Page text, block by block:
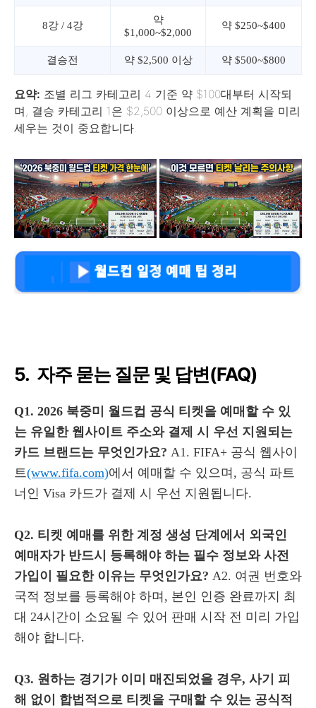
8강 / 4강
약
$1,000~$2,000
약 $250~$400
결승전 약 $2,500 이상 약 $500~$800
요약: 조별 리그 카테고리 4 기준 약 $100대부터 시작되
며, 결승 카테고리 1은 $2,500 이상으로 예산 계획을 미리
세우는 것이 중요합니다.
5. 자주 묻는 질문 및 답변(FAQ)
Q1. 2026 북중미 월드컵 공식 티켓을 예매할 수 있
는 유일한 웹사이트 주소와 결제 시 우선 지원되는
카드 브랜드는 무엇인가요? A1. FIFA+ 공식 웹사이
트(www.fifa.com)에서 예매할 수 있으며, 공식 파트
너인 Visa 카드가 결제 시 우선 지원됩니다.
Q2. 티켓 예매를 위한 계정 생성 단계에서 외국인
예매자가 반드시 등록해야 하는 필수 정보와 사전
가입이 필요한 이유는 무엇인가요? A2. 여권 번호와
국적 정보를 등록해야 하며, 본인 인증 완료까지 최
대 24시간이 소요될 수 있어 판매 시작 전 미리 가입
해야 합니다.
Q3. 원하는 경기가 이미 매진되었을 경우, 사기 피
해 없이 합법적으로 티켓을 구매할 수 있는 공식적